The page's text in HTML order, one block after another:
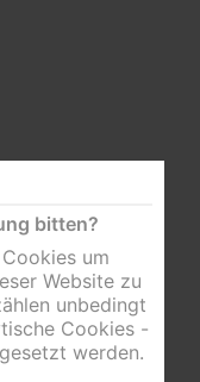
der WM-
bitten?
um
Website zu
unbedingt
Cookies -
werden.